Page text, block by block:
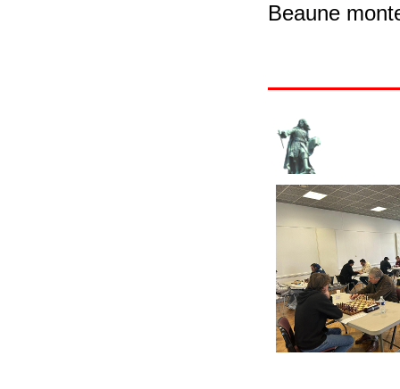
Beaune